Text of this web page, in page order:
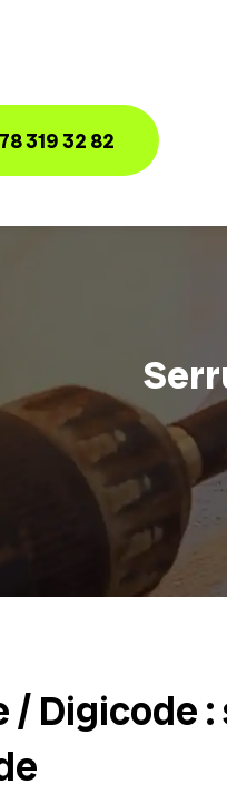
319 32 82
/ Digicode